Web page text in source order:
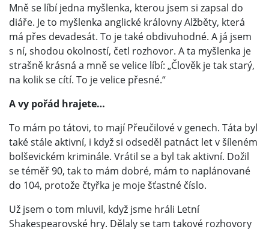
Mně se líbí jedna myšlenka, kterou jsem si zapsal do
diáře. Je to myšlenka anglické královny Alžběty, která
má přes devadesát. To je také obdivuhodné. A já jsem
s ní, shodou okolností, četl rozhovor. A ta myšlenka je
strašně krásná a mně se velice líbí: „Člověk je tak starý,
na kolik se cítí. To je velice přesné.“
A vy pořád hrajete…
To mám po tátovi, to mají Přeučilové v genech. Táta byl
také stále aktivní, i když si odseděl patnáct let v šíleném
bolševickém kriminále. Vrátil se a byl tak aktivní. Dožil
se téměř 90, tak to mám dobré, mám to naplánované
do 104, protože čtyřka je moje šťastné číslo.
Už jsem o tom mluvil, když jsme hráli Letní
Shakespearovské hry. Dělaly se tam takové rozhovory